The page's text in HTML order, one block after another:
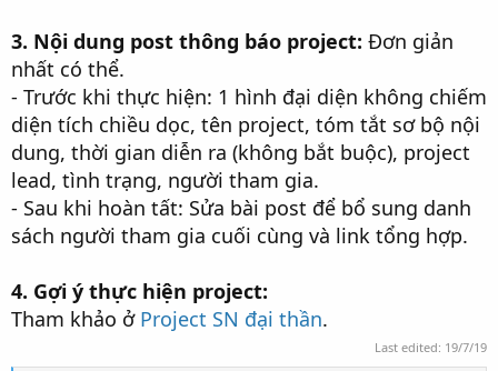
3. Nội dung post thông báo project: Đơn giản
nhất có thể.
- Trước khi thực hiện: 1 hình đại diện không chiếm
diện tích chiều dọc, tên project, tóm tắt sơ bộ nội
dung, thời gian diễn ra (không bắt buộc), project
lead, tình trạng, người tham gia.
- Sau khi hoàn tất: Sửa bài post để bổ sung danh
sách người tham gia cuối cùng và link tổng hợp.
4. Gợi ý thực hiện project:
Tham khảo ở Project SN đại thần.
Last edited: 19/7/19